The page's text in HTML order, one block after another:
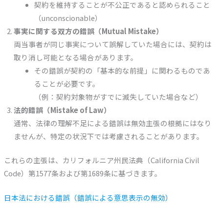
契約を維持することが不公正であると認められること
（unconscionable）
事実に関する双方の錯誤（Mutual Mistake）
両当事者が同じ事実について誤解していた場合には、契約は
取り消し可能となる場合があります。
その錯誤が契約の「基本的な前提」に関わるものであ
ることが必要です。
（例：契約対象物がすでに滅失していた場合など）
法的錯誤（Mistake of Law）
通常、法律の理解不足による錯誤は無効主張の根拠にはなり
ませんが、特定の状況下では考慮されることがあります。
これらの主張は、カリフォルニア州民法典（California Civil
Code）第1577条および第1689条に基づきます。
日本法における錯誤（錯誤による意思表示の無効）